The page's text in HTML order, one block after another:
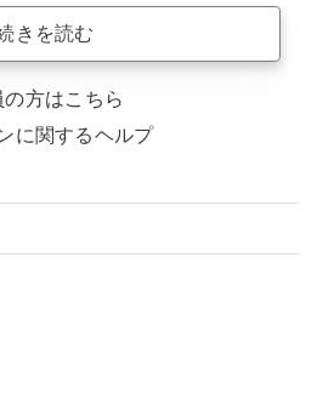
きを読む
の方はこちら
に関するヘルプ